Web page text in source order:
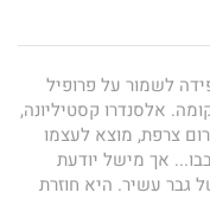
לשמור על פרופיל
אלסנדרו קסטיליונה,
צרפת, מוצא לעצמו
אך מישל יודעת
גבר עשיר. היא חוזרת